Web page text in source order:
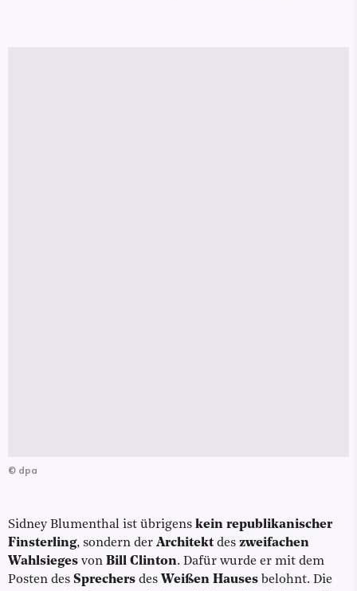
© dpa
Sidney Blumenthal ist übrigens kein republikanischer
Finsterling, sondern der Architekt des zweifachen
Wahlsieges von Bill Clinton. Dafür wurde er mit dem
Posten des Sprechers des Weißen Hauses belohnt. Die